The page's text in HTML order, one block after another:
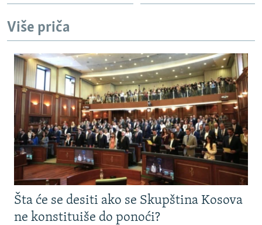
Više priča
Šta će se desiti ako se Skupština Kosova
ne konstituiše do ponoći?